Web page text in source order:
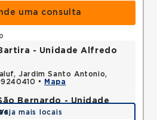
uma consulta
- Unidade Alfredo
Jardim Santo Antonio,
•
Mapa
Bernardo - Unidade
mais locais